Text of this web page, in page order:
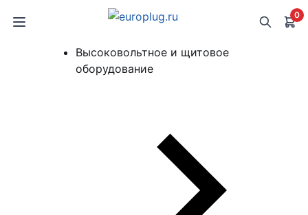
0
Высоковольтное и щитовое
оборудование